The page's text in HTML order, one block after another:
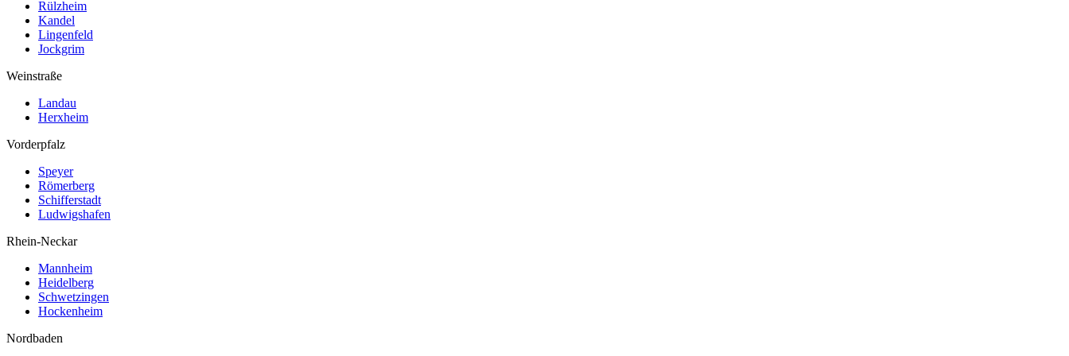
Rülzheim
Kandel
Lingenfeld
Jockgrim
Weinstraße
Landau
Herxheim
Vorderpfalz
Speyer
Römerberg
Schifferstadt
Ludwigshafen
Rhein-Neckar
Mannheim
Heidelberg
Schwetzingen
Hockenheim
Nordbaden